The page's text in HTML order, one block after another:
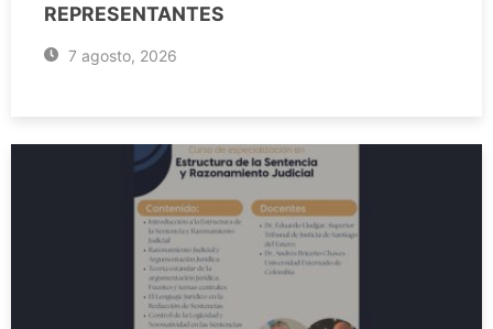
REPRESENTANTES
7 agosto, 2026